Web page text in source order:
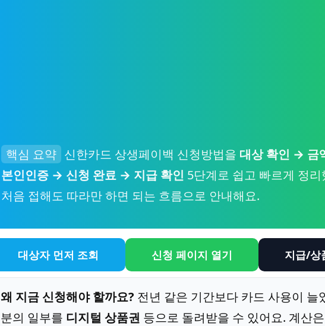
핵심 요약 신한카드 상생페이백 신청방법을 대상 확인 → 금
본인인증 → 신청 완료 → 지급 확인 5단계로 쉽고 빠르게 정
처음 접해도 따라만 하면 되는 흐름으로 안내해요.
대상자 먼저 조회 신청 페이지 열기 지급/상
왜 지금 신청해야 할까요? 전년 같은 기간보다 카드 사용이 늘
분의 일부를 디지털 상품권 등으로 돌려받을 수 있어요. 계산